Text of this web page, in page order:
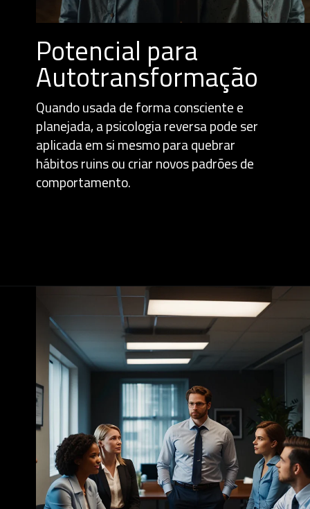
Potencial para
Autotransformação
Quando usada de forma consciente e
planejada, a psicologia reversa pode ser
aplicada em si mesmo para quebrar
hábitos ruins ou criar novos padrões de
comportamento.